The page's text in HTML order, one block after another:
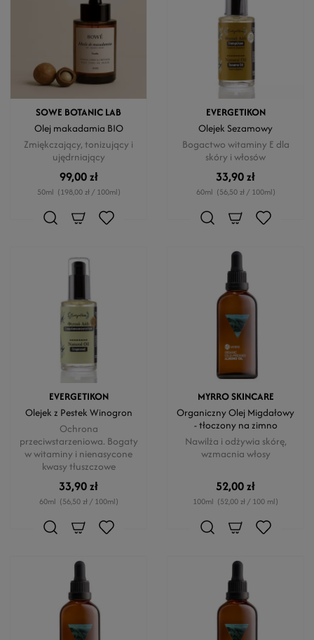
SOWE BOTANIC LAB
Olej makadamia BIO
Zmiękczający, tonizujący i
ujędrniający
99,00 zł
50ml (198,00 zł / 100ml)
EVERGETIKON
Olejek Sezamowy
Bogactwo witaminy E dla
skóry i włosów
33,90 zł
60ml (56,50 zł / 100ml)
EVERGETIKON
Olejek z Pestek Winogron
Ochrona
przeciwstarzeniowa. Bogaty
w witaminy i nienasycone
kwasy tłuszczowe
33,90 zł
60ml (56,50 zł / 100ml)
MYRRO SKINCARE
Organiczny Olej Migdałowy
- tłoczony na zimno
Nawilża i odżywia skórę,
wzmacnia włosy
52,00 zł
100ml (52,00 zł / 100 ml)